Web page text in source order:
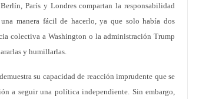
París y Londres compartan la responsabilidad
manera fácil de hacerlo, ya que solo había dos
colectiva a Washington o la administración Trump
y humillarlas.
su capacidad de reacción imprudente que se
a seguir una política independiente. Sin embargo,